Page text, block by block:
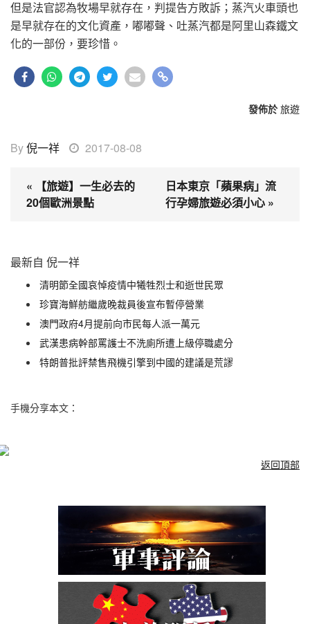
但是法官認為牧場早就存在，判提告方敗訴；蒸汽火車頭也
是早就存在的文化資產，嘟嘟聲、吐蒸汽都是阿里山森鐵文
化的一部份，要珍惜。
發佈於 旅遊
By倪一祥 2017-08-08
« 【旅遊】一生必去的
20個歐洲景點
日本東京「蘋果病」流
行孕婦旅遊必須小心 »
最新自 倪一祥
清明節全國哀悼疫情中犧牲烈士和逝世民眾
珍寶海鮮舫繼歲晚裁員後宣布暫停營業
澳門政府4月提前向市民每人派一萬元
武漢患病幹部罵護士不洗廁所遭上級停職處分
特朗普批評禁售飛機引擎到中國的建議是荒謬
手機分享本文：
返回頂部